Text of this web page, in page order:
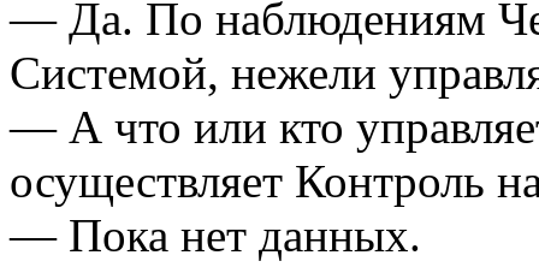
— Да. По наблюдениям
Системой, нежели
— А что или кто
осуществляет Контроль
— Пока нет данных.